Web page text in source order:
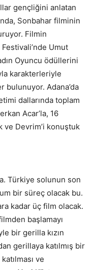
gençliğini anlatan
Sonbahar filminin
Filmin
Umut
Oyuncu ödüllerini
karakterleriyle
bulunuyor. Adana’da
dallarında toplam
Acar’la, 16
ve Devrim’i konuştuk
Türkiye solunun son
bir süreç olacak bu.
kadar üç film olacak.
başlamayı
bir gerilla kızın
gerillaya katılmış bir
ve